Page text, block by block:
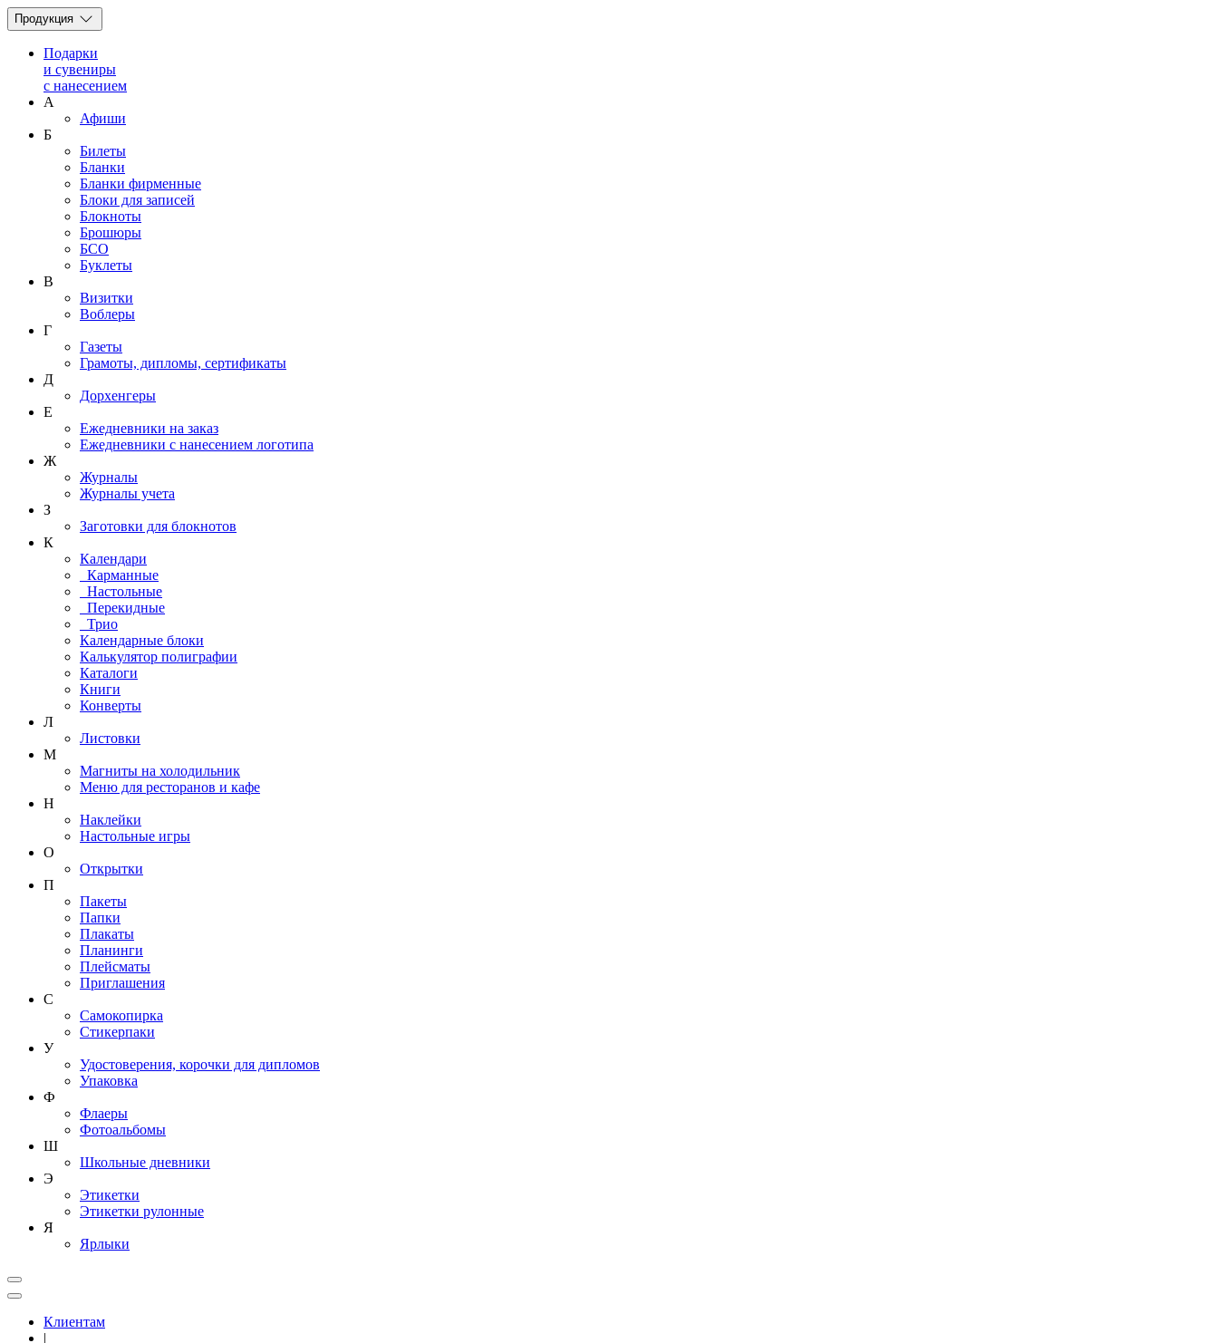
Продукция
Подарки
и сувениры
с нанесением
А
Афиши
Б
Билеты
Бланки
Бланки фирменные
Блоки для записей
Блокноты
Брошюры
БСО
Буклеты
В
Визитки
Воблеры
Г
Газеты
Грамоты, дипломы, сертификаты
Д
Дорхенгеры
Е
Ежедневники на заказ
Ежедневники с нанесением логотипа
Ж
Журналы
Журналы учета
З
Заготовки для блокнотов
К
Календари
Карманные
Настольные
Перекидные
Трио
Календарные блоки
Калькулятор полиграфии
Каталоги
Книги
Конверты
Л
Листовки
М
Магниты на холодильник
Меню для ресторанов и кафе
Н
Наклейки
Настольные игры
О
Открытки
П
Пакеты
Папки
Плакаты
Планинги
Плейсматы
Приглашения
С
Самокопирка
Стикерпаки
У
Удостоверения, корочки для дипломов
Упаковка
Ф
Флаеры
Фотоальбомы
Ш
Школьные дневники
Э
Этикетки
Этикетки рулонные
Я
Ярлыки
Клиентам
|